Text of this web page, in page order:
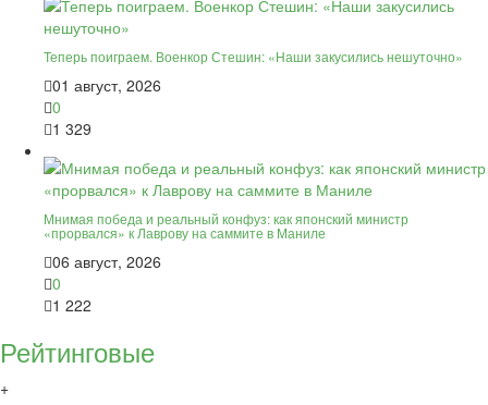
Теперь поиграем. Военкор Стешин: «Наши закусились нешуточно»
01 август, 2026
0
1 329
Мнимая победа и реальный конфуз: как японский министр
«прорвался» к Лаврову на саммите в Маниле
06 август, 2026
0
1 222
Рейтинговые
+